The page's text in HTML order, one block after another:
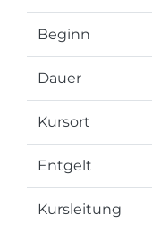
Beginn
Dauer
Kursort
Entgelt
Kursleitung